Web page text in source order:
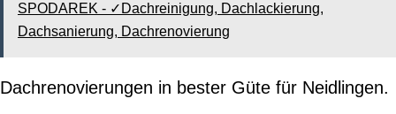
SPODAREK - ✓Dachreinigung, Dachlackierung,
Dachsanierung, Dachrenovierung
Dachrenovierungen in bester Güte für Neidlingen.